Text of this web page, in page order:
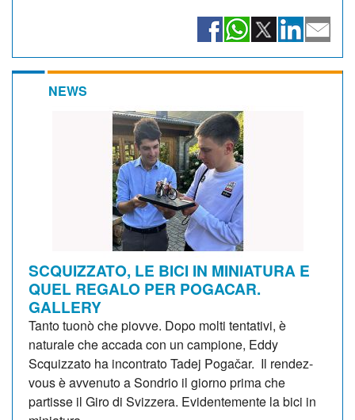
NEWS
SCQUIZZATO, LE BICI IN MINIATURA E
QUEL REGALO PER POGACAR.
GALLERY
Tanto tuonò che piovve. Dopo molti tentativi, è
naturale che accada con un campione, Eddy
Scquizzato ha incontrato Tadej Pogačar. Il rendez-
vous è avvenuto a Sondrio il giorno prima che
partisse il Giro di Svizzera. Evidentemente la bici in